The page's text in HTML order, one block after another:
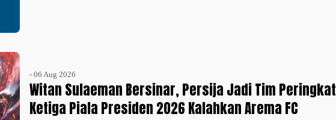
- 06 Aug 2026
Witan Sulaeman Bersinar, Persija Jadi Tim Peringkat
Ketiga Piala Presiden 2026 Kalahkan Arema FC